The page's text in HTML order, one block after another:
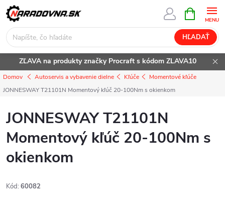
Prejsť
na
obsah
HĽADAŤ
KOŠÍK
ZĽAVA na produkty značky Procraft s kódom ZLAVA10
Domov Autoservis a vybavenie dielne Kľúče
Momentové kľúče
JONNESWAY T21101N Momentový kľúč 20-100Nm s okienkom
JONNESWAY T21101N
Momentový kľúč 20-100Nm s
okienkom
Kód: 60082